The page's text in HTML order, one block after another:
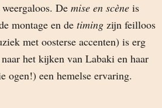
De mise en scène is
montage en de timing zijn feilloos
met oosterse accenten) is erg
het kijken van Labaki en haar
ogen!) een hemelse ervaring.